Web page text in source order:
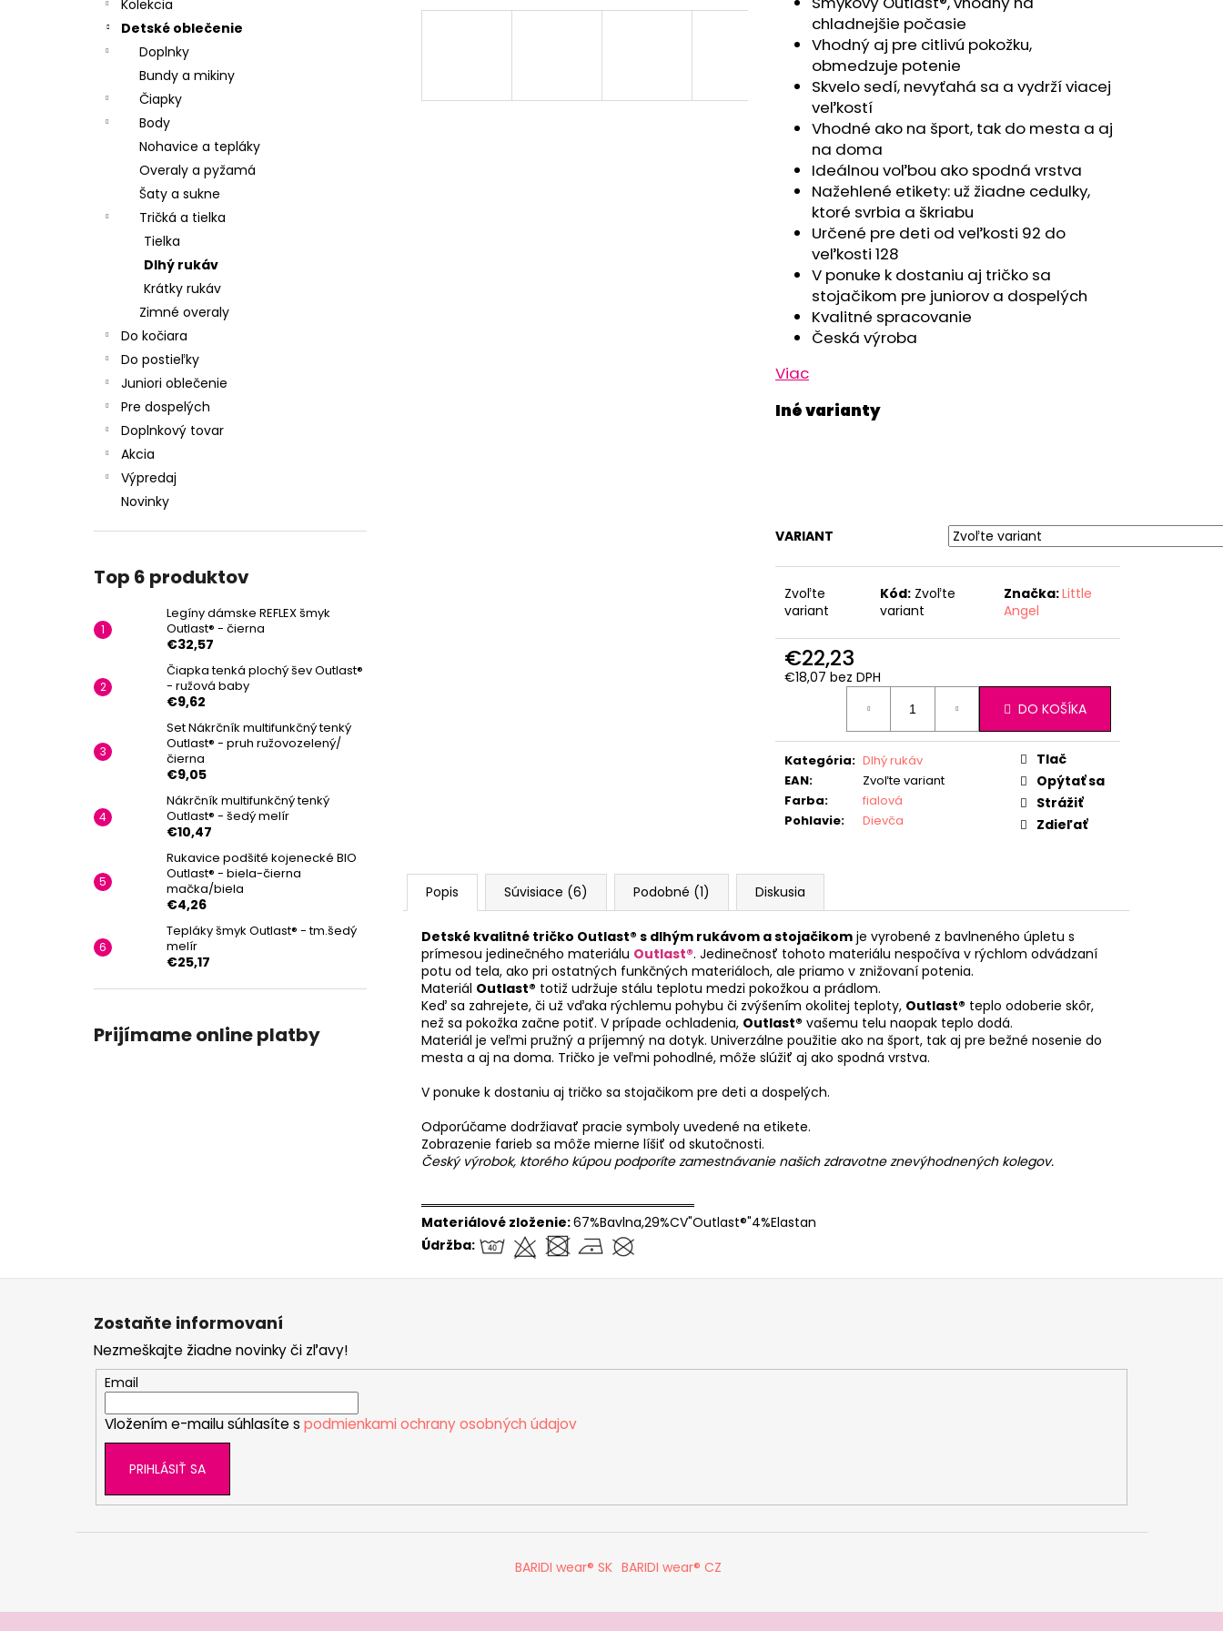
Kolekcia
Detské oblečenie
Doplnky
Bundy a mikiny
Čiapky
Body
Nohavice a tepláky
Overaly a pyžamá
Šaty a sukne
Tričká a tielka
Tielka
Dlhý rukáv
Krátky rukáv
Zimné overaly
Do kočiara
Do postieľky
Juniori oblečenie
Pre dospelých
Doplnkový tovar
Akcia
Výpredaj
Novinky
Top 6 produktov
Legíny dámske REFLEX šmyk
Outlast® - čierna
€32,57
Čiapka tenká plochý šev Outlast®
- ružová baby
€9,62
Set Nákrčník multifunkčný tenký
Outlast® - pruh ružovozelený/
čierna
€9,05
Nákrčník multifunkčný tenký
Outlast® - šedý melír
€10,47
Rukavice podšité kojenecké BIO
Outlast® - biela-čierna
mačka/biela
€4,26
Tepláky šmyk Outlast® - tm.šedý
melír
€25,17
Prijímame online platby
chladnejšie počasie
Vhodný aj pre citlivú pokožku,
obmedzuje potenie
Skvelo sedí, nevyťahá sa a vydrží viacej
veľkostí
Vhodné ako na šport, tak do mesta a aj
na doma
Ideálnou voľbou ako spodná vrstva
Nažehlené etikety: už žiadne cedulky,
ktoré svrbia a škriabu
Určené pre deti od veľkosti 92 do
veľkosti 128
V ponuke k dostaniu aj tričko sa
stojačikom pre juniorov a dospelých
Kvalitné spracovanie
Česká výroba
Viac
VARIANT
Zvoľte
variant
Kód: Zvoľte
variant
Značka:Little
Angel
€22,23
€18,07 bez DPH
DO KOŠÍKA
Kategória: Dlhý rukáv
EAN:
Zvoľte variant
Farba:
fialová
Pohlavie: Dievča
Tlač
Opýtať sa
Strážiť
Zdieľať
Popis Súvisiace (6) Podobné (1) Diskusia
Detské kvalitné tričko Outlast® s dlhým rukávom a stojačikom je vyrobené z bavlneného úpletu s
prímesou jedinečného materiálu Outlast®. Jedinečnosť tohoto materiálu nespočíva v rýchlom odvádzaní
potu od tela, ako pri ostatných funkčných materiáloch, ale priamo v znižovaní potenia.
Materiál Outlast® totiž udržuje stálu teplotu medzi pokožkou a prádlom.
Keď sa zahrejete, či už vďaka rýchlemu pohybu či zvýšením okolitej teploty, Outlast® teplo odoberie skôr,
než sa pokožka začne potiť. V prípade ochladenia, Outlast® vašemu telu naopak teplo dodá.
Materiál je veľmi pružný a príjemný na dotyk. Univerzálne použitie ako na šport, tak aj pre bežné nosenie do
mesta a aj na doma. Tričko je veľmi pohodlné, môže slúžiť aj ako spodná vrstva.
V ponuke k dostaniu aj tričko sa stojačikom pre deti a dospelých.
Odporúčame dodržiavať pracie symboly uvedené na etikete.
Zobrazenie farieb sa môže mierne líšiť od skutočnosti.
Český výrobok, ktorého kúpou podporíte zamestnávanie našich zdravotne znevýhodnených kolegov.
══════════════════════════════
Materiálové zloženie:67%Bavlna,29%CV"Outlast®"4%Elastan
Údržba:
€32,57
Pôvodne: €40,71
ČIERNA
€15,08
Zostaňte informovaní
Nezmeškajte žiadne novinky či zľavy!
Email
Vložením e-mailu súhlasíte s podmienkami ochrany osobných údajov
PRIHLÁSIŤ SA
BARIDI wear® SK BARIDI wear® CZ